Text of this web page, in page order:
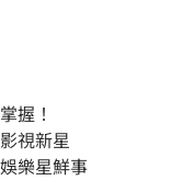
握！
視新星
樂星鮮事